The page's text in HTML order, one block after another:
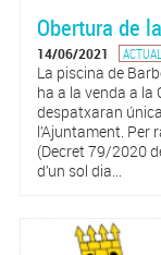
Obertura de
14/06/2021
La piscina de
ha a la venda a la
despatxaran
l’Ajuntament. Per
(Decret 79/2020
d’un sol dia...